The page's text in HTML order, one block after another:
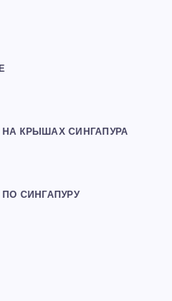
КРЫШАХ СИНГАПУРА
СИНГАПУРУ